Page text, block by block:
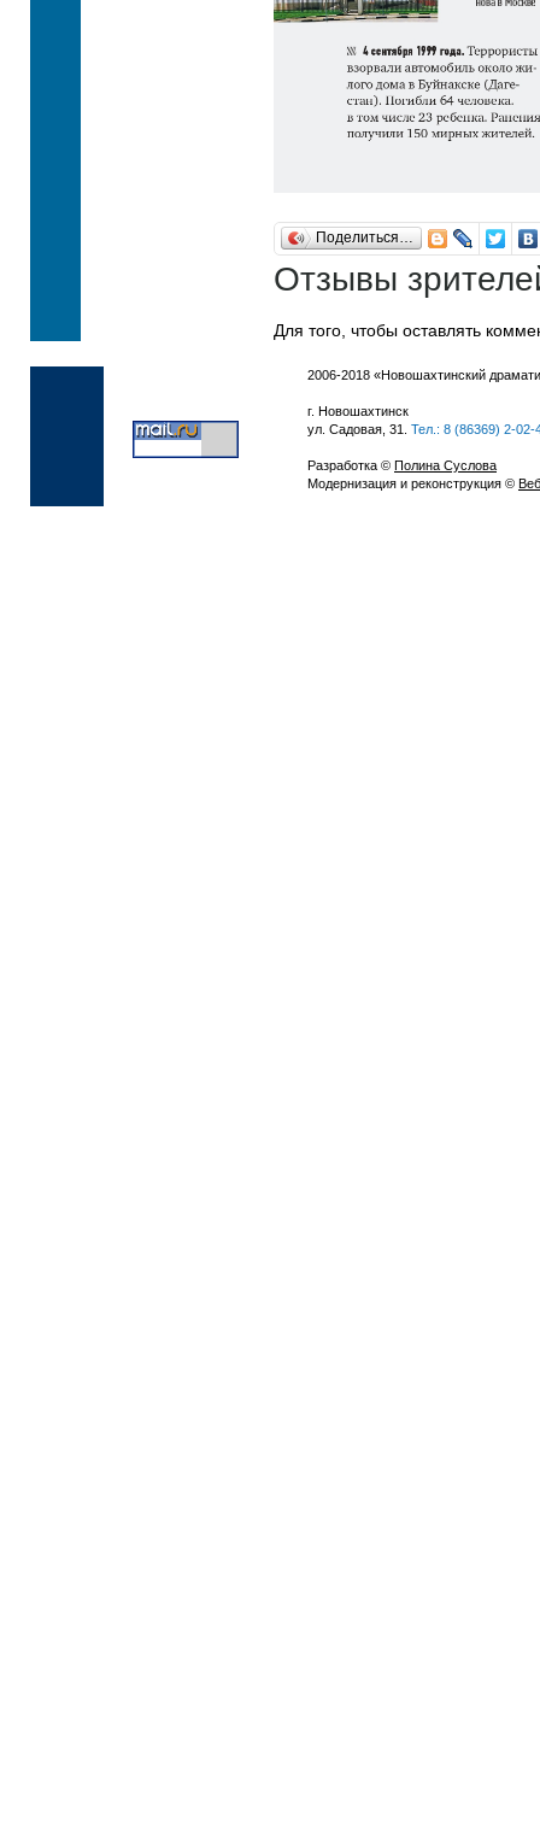
Поделиться…
Отзывы
Для того, чтобы оставлять
2006-2018 «Новошахтинский
г. Новошахтинск
ул. Садовая, 31. Тел.: 8 (86369) 2-02-
Разработка © Полина Суслова
Модернизация и реконструкция ©